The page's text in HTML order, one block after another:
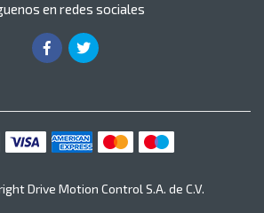
en redes sociales
Drive Motion Control S.A. de C.V.